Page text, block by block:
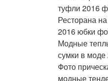
туфли 2016
Ресторана
2016 юбки
Модные
сумки в
Фото
модные